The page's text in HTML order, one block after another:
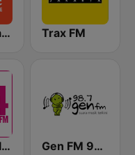
FeMale Radio 97.9 FM Trax FM
Cosmopolitan FM Gen FM 98.7